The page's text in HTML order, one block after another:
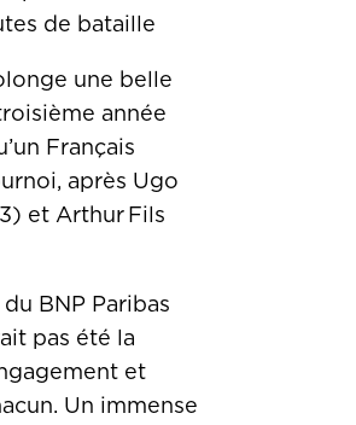
de bataille
une belle
année
Français
après Ugo
et Arthur Fils
BNP Paribas
pas été la
et
Un immense